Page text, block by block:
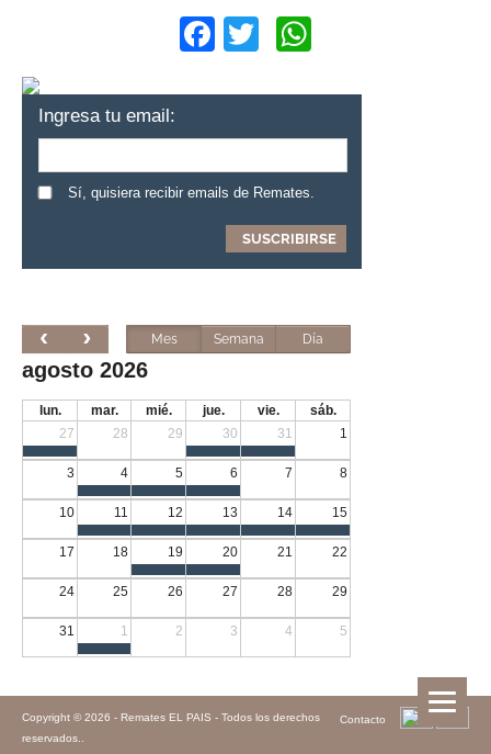
Facebook
Twitter
Ingresa tu email:
Sí, quisiera recibir emails de Remates.
Mes Semana Día
agosto 2026
lun. mar. mié. jue. vie.
sáb.
27
28 29 30 31 1
3 4 5 6 7 8
10 11 12 13 14 15
17 18 19 20 21 22
24 25 26 27 28 29
31 1 2 3 4 5
Contacto
Copyright © 2026 - Remates EL PAIS - Todos los derechos
reservados.